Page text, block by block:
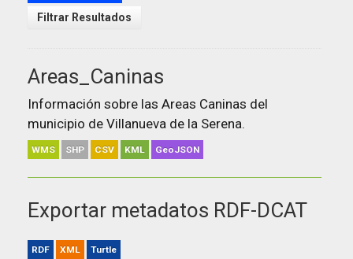
Filtrar Resultados
Areas_Caninas
Información sobre las Areas Caninas del
municipio de Villanueva de la Serena.
WMS SHP CSV KML GeoJSON
Exportar metadatos RDF-DCAT
RDF XML Turtle